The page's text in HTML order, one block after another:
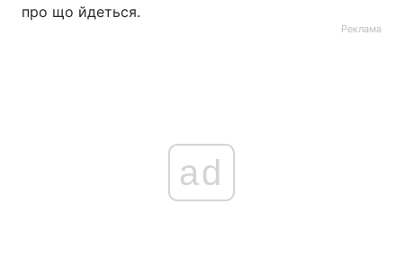
про що йдеться.
Реклама
ad